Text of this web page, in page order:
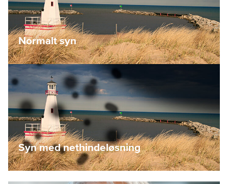
Normalt syn
Syn med nethindeløsning